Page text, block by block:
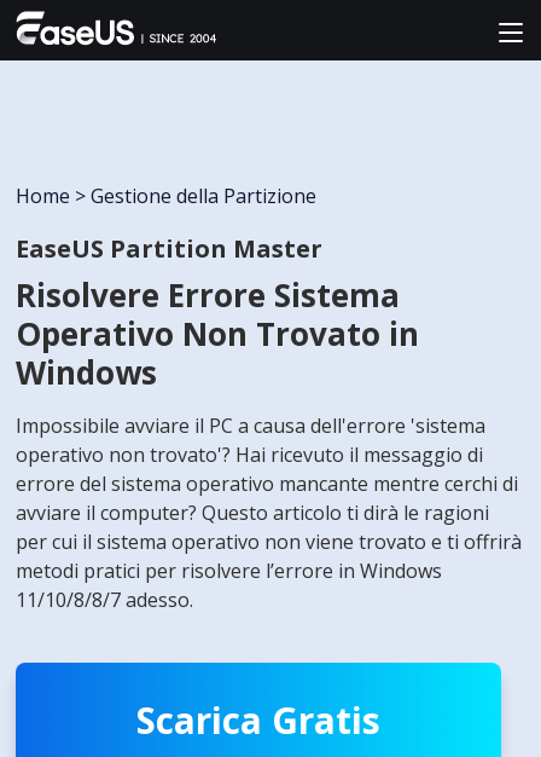
Home > Gestione della Partizione
EaseUS Partition Master
Risolvere Errore Sistema
Operativo Non Trovato in
Windows
Impossibile avviare il PC a causa dell'errore 'sistema
operativo non trovato'? Hai ricevuto il messaggio di
errore del sistema operativo mancante mentre cerchi di
avviare il computer? Questo articolo ti dirà le ragioni
per cui il sistema operativo non viene trovato e ti offrirà
metodi pratici per risolvere l’errore in Windows
11/10/8/8/7 adesso.
Scarica Gratis